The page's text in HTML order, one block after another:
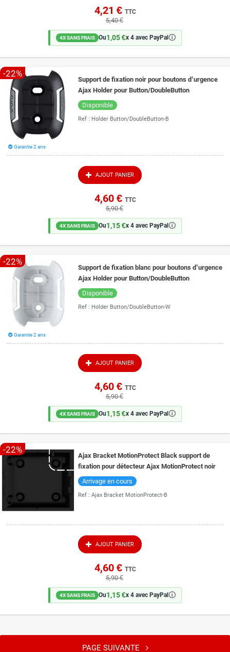
4,21 € TTC
5,40 €
4X SANS FRAIS Ou1,05 €x 4 avec PayPal 🛈
-22%
Support de fixation noir pour boutons d’urgence
Ajax Holder pour Button/DoubleButton
Disponible
Ref : Holder Button/DoubleButton-B
Garantie 2 ans
AJOUT PANIER
4,60 € TTC
5,90 €
4X SANS FRAIS Ou1,15 €x 4 avec PayPal 🛈
-22%
Support de fixation blanc pour boutons d’urgence
Ajax Holder pour Button/DoubleButton
Disponible
Ref : Holder Button/DoubleButton-W
Garantie 2 ans
AJOUT PANIER
4,60 € TTC
5,90 €
4X SANS FRAIS Ou1,15 €x 4 avec PayPal 🛈
-22%
Ajax Bracket MotionProtect Black support de
fixation pour détecteur Ajax MotionProtect noir
Arrivage en cours
Ref : Ajax Bracket MotionProtect-B
AJOUT PANIER
4,60 € TTC
5,90 €
4X SANS FRAIS Ou1,15 €x 4 avec PayPal 🛈
PAGE SUIVANTE